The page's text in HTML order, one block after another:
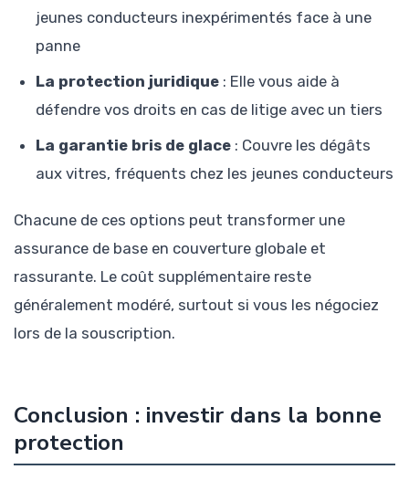
jeunes conducteurs inexpérimentés face à une
panne
La protection juridique : Elle vous aide à
défendre vos droits en cas de litige avec un tiers
La garantie bris de glace : Couvre les dégâts
aux vitres, fréquents chez les jeunes conducteurs
Chacune de ces options peut transformer une
assurance de base en couverture globale et
rassurante. Le coût supplémentaire reste
généralement modéré, surtout si vous les négociez
lors de la souscription.
Conclusion : investir dans la bonne
protection